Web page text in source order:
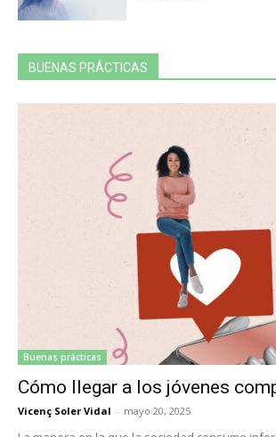
BUENAS PRÁCTICAS
Buenas prácticas
Cómo llegar a los jóvenes
Vicenç Soler Vidal - mayo 20, 2025